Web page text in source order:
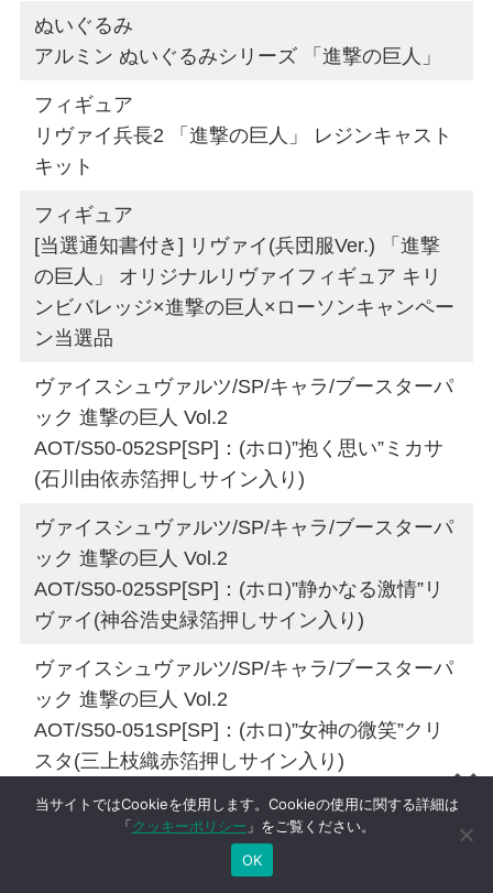
ぬいぐるみ
アルミン ぬいぐるみシリーズ 「進撃の巨人」
フィギュア
リヴァイ兵長2 「進撃の巨人」 レジンキャスト
キット
フィギュア
[当選通知書付き] リヴァイ(兵団服Ver.) 「進撃
の巨人」 オリジナルリヴァイフィギュア キリ
ンビバレッジ×進撃の巨人×ローソンキャンペー
ン当選品
ヴァイスシュヴァルツ/SP/キャラ/ブースターパ
ック 進撃の巨人 Vol.2
AOT/S50-052SP[SP]：(ホロ)”抱く思い”ミカサ
(石川由依赤箔押しサイン入り)
ヴァイスシュヴァルツ/SP/キャラ/ブースターパ
ック 進撃の巨人 Vol.2
AOT/S50-025SP[SP]：(ホロ)”静かなる激情”リ
ヴァイ(神谷浩史緑箔押しサイン入り)
ヴァイスシュヴァルツ/SP/キャラ/ブースターパ
ック 進撃の巨人 Vol.2
AOT/S50-051SP[SP]：(ホロ)”女神の微笑”クリ
スタ(三上枝織赤箔押しサイン入り)
当サイトではCookieを使用します。Cookieの使用に関する詳細は
「クッキーポリシー 」をご覧ください。
OK